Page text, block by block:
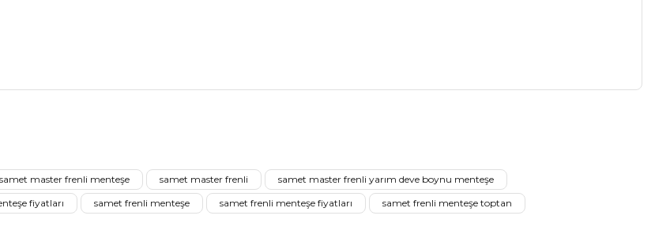
Ürünü Değerlendir
samet master frenli menteşe samet master frenli
samet master frenli yarım deve boynu menteşe
fiyatları samet frenli menteşe samet frenli menteşe fiyatları samet frenli menteşe toptan